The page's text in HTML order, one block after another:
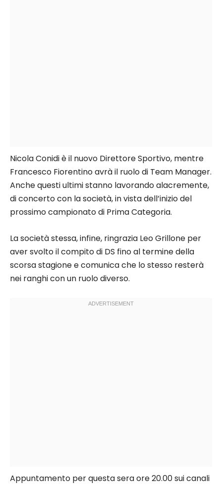
Nicola Conidi è il nuovo Direttore Sportivo, mentre
Francesco Fiorentino avrà il ruolo di Team Manager.
Anche questi ultimi stanno lavorando alacremente,
di concerto con la società, in vista dell’inizio del
prossimo campionato di Prima Categoria.
La società stessa, infine, ringrazia Leo Grillone per
aver svolto il compito di DS fino al termine della
scorsa stagione e comunica che lo stesso resterà
nei ranghi con un ruolo diverso.
Appuntamento per questa sera ore 20.00 sui canali